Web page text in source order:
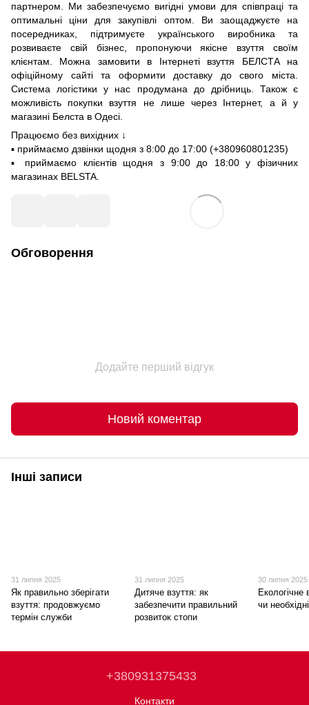
партнером. Ми забезпечуємо вигідні умови для співпраці та
оптимальні ціни для закупівлі оптом. Ви заощаджуєте на
посередниках, підтримуєте українського виробника та
розвиваєте свій бізнес, пропонуючи якісне взуття своїм
клієнтам. Можна замовити в Інтернеті взуття БЕЛСТА на
офіційному сайті та оформити доставку до свого міста.
Система логістики у нас продумана до дрібниць. Також є
можливість покупки взуття не лише через Інтернет, а й у
магазині Белста в Одесі.
Працюємо без вихідних ↓
▪️ приймаємо дзвінки щодня з 8:00 до 17:00 (+380960801235)
▪️ приймаємо клієнтів щодня з 9:00 до 18:00 у фізичних
магазинах BELSTA.
Обговорення
Додайте перший відгук
Новий коментар
Інші записи
31 липня 2025
Як правильно зберігати
взуття: продовжуємо
термін служби
31 липня 2025
Дитяче взуття: як
забезпечити правильний
розвиток стопи
30 липня 2025
Екологічне
чи
+380931375433
Контакти